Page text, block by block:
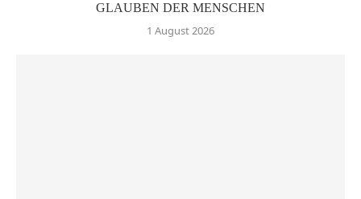
GLAUBEN DER MENSCHEN
1 August 2026